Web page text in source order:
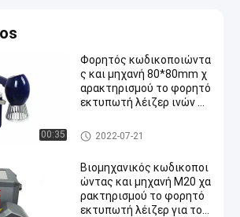
00:35
Φορητός κωδικοποιώντα
ς και μηχανή 80*80mm χ
αρακτηρισμού το φορητό
εκτυπωτή λέιζερ ινών M
κωδικοποίηση και χαρακτηρ
ισμός της μηχανής
2022-07-21
Βιομηχανικός κωδικοποι
ώντας και μηχανή M20 χα
ρακτηρισμού το φορητό
εκτυπωτή λέιζερ για το σ